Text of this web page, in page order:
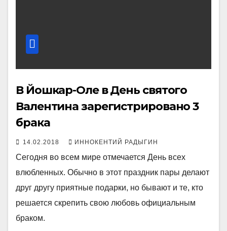
В Йошкар-Оле в День святого
Валентина зарегистрировано 3
брака
14.02.2018 ИННОКЕНТИЙ РАДЫГИН
Сегодня во всем мире отмечается День всех
влюбленных. Обычно в этот праздник пары делают
друг другу приятные подарки, но бывают и те, кто
решается скрепить свою любовь официальным
браком.